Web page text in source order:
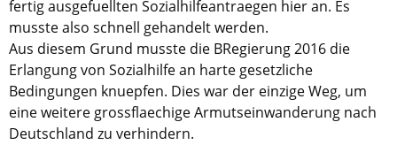
fertig ausgefuellten Sozialhilfeantraegen hier an. Es
musste also schnell gehandelt werden.
Aus diesem Grund musste die BRegierung 2016 die
Erlangung von Sozialhilfe an harte gesetzliche
Bedingungen knuepfen. Dies war der einzige Weg, um
eine weitere grossflaechige Armutseinwanderung nach
Deutschland zu verhindern.